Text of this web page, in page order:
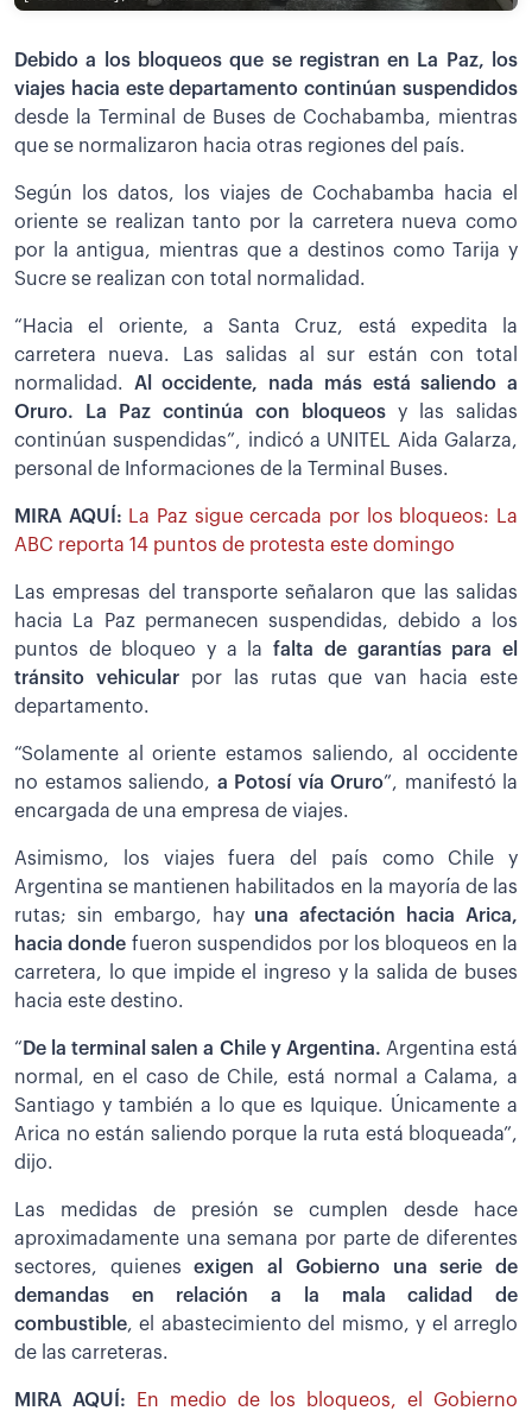
Debido a los bloqueos que se registran en La Paz, los
viajes hacia este departamento continúan suspendidos
desde la Terminal de Buses de Cochabamba, mientras
que se normalizaron hacia otras regiones del país.
Según los datos, los viajes de Cochabamba hacia el
oriente se realizan tanto por la carretera nueva como
por la antigua, mientras que a destinos como Tarija y
Sucre se realizan con total normalidad.
“Hacia el oriente, a Santa Cruz, está expedita la
carretera nueva. Las salidas al sur están con total
normalidad. Al occidente, nada más está saliendo a
Oruro. La Paz continúa con bloqueos y las salidas
continúan suspendidas”, indicó a UNITEL Aida Galarza,
personal de Informaciones de la Terminal Buses.
MIRA AQUÍ: La Paz sigue cercada por los bloqueos: La
ABC reporta 14 puntos de protesta este domingo
Las empresas del transporte señalaron que las salidas
hacia La Paz permanecen suspendidas, debido a los
puntos de bloqueo y a la falta de garantías para el
tránsito vehicularpor las rutas que van hacia este
departamento.
“Solamente al oriente estamos saliendo, al occidente
no estamos saliendo, a Potosí vía Oruro”, manifestó la
encargada de una empresa de viajes.
Asimismo, los viajes fuera del país como Chile y
Argentina se mantienen habilitados en la mayoría de las
rutas; sin embargo, hay una afectación hacia Arica,
hacia donde fueron suspendidos por los bloqueos en la
carretera, lo que impide el ingreso y la salida de buses
hacia este destino.
“ De la terminal salen a Chile y Argentina. Argentina está
normal, en el caso de Chile, está normal a Calama, a
Santiago y también a lo que es Iquique. Únicamente a
Arica no están saliendo porque la ruta está bloqueada”,
dijo.
Las medidas de presión se cumplen desde hace
aproximadamente una semana por parte de diferentes
sectores, quienes exigen al Gobierno una serie de
demandas en relación a la mala calidad de
combustible, el abastecimiento del mismo, y el arreglo
de las carreteras.
MIRA AQUÍ:
En medio de los bloqueos, el Gobierno